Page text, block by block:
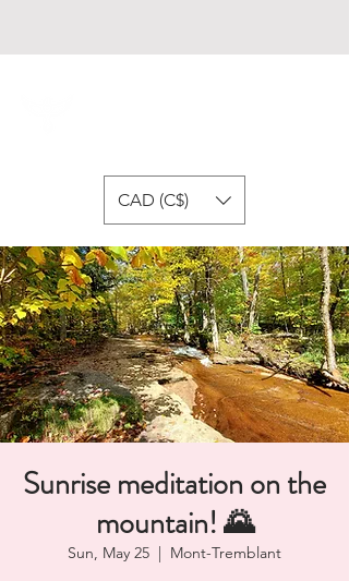
CAD (C$)
Sunrise meditation on the
mountain! 🌄
Sun, May 25
  |
Mont-Tremblant